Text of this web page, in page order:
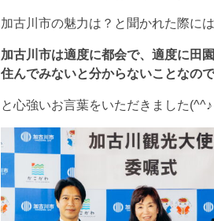
加古川市の魅力は？と聞かれた際には
加古川市は適度に都会で、適度に田
住んでみないと分からないことなの
と心強いお言葉をいただきました(^^♪